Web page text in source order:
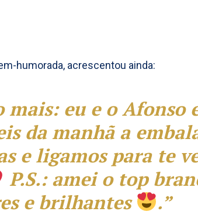
humorada, acrescentou ainda:
mais: eu e o Afonso
da manhã a
e ligamos para te
P.S.: amei o top
e brilhantes
.”